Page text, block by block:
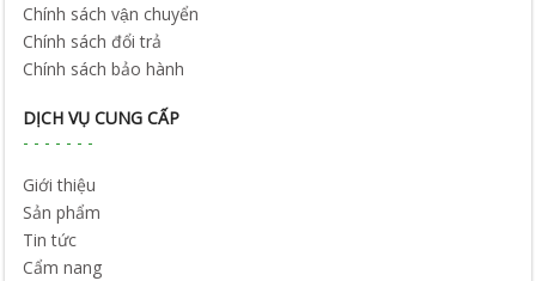
Chính sách vận chuyển
Chính sách đổi trả
Chính sách bảo hành
DỊCH VỤ CUNG CẤP
Giới thiệu
Sản phẩm
Tin tức
Cẩm nang